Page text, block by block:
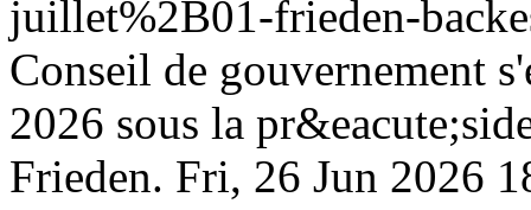
juillet%2B01-frieden-
Conseil de gouvernement
2026 sous la
Frieden. Fri, 26 Jun 2026